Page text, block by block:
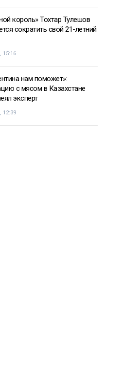
король» Тохтар Тулешов
сократить свой 21-летний
15:16
нам поможет»:
с мясом в Казахстане
эксперт
12:39